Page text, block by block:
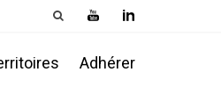
Adhérer